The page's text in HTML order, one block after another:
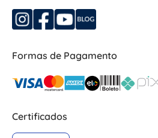
Formas de Pagamento
Certificados